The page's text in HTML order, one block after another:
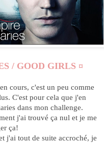
/ GOOD GIRLS ¤
cours, c'est un peu comme
C'est pour cela que j'en
dans mon challenge.
j'ai trouvé ça nul et je me
ça!
j'ai tout de suite accroché, je